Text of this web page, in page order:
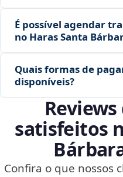
É possível agendar
no Haras Santa
Quais formas de
disponíveis?
satisfeitos
Confira o que nossos